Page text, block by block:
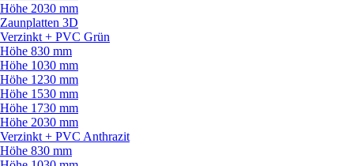
Höhe 2030 mm
Zaunplatten 3D
Verzinkt + PVC Grün
Höhe 830 mm
Höhe 1030 mm
Höhe 1230 mm
Höhe 1530 mm
Höhe 1730 mm
Höhe 2030 mm
Verzinkt + PVC Anthrazit
Höhe 830 mm